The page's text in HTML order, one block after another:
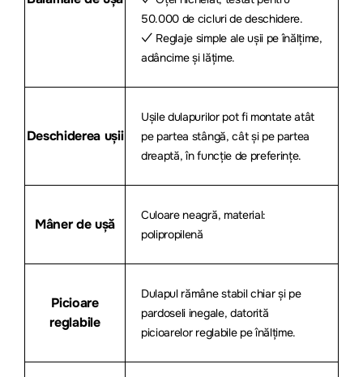
50.000 de cicluri de deschidere.
✓ Reglaje simple ale ușii pe înălțime,
adâncime și lățime.
Deschiderea ușii
Ușile dulapurilor pot fi montate atât
pe partea stângă, cât și pe partea
dreaptă, în funcție de preferințe.
Mâner de ușă
Culoare neagră, material:
polipropilenă
Picioare
reglabile
Dulapul rămâne stabil chiar și pe
pardoseli inegale, datorită
picioarelor reglabile pe înălțime.